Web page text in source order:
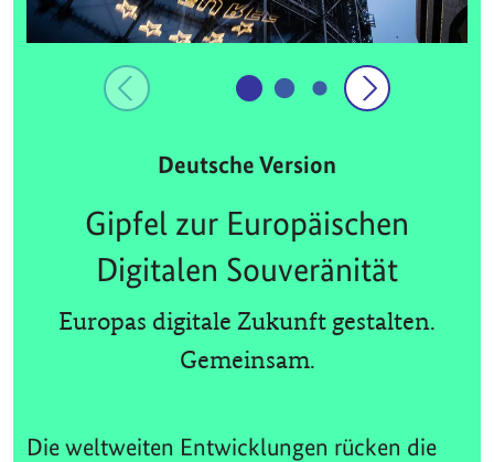
Deutsche Version
Gipfel zur Europäischen
Digitalen Souveränität
Europas digitale Zukunft gestalten.
Gemeinsam.
Die weltweiten Entwicklungen rücken die